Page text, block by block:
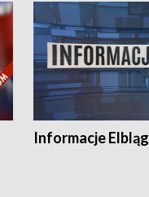
Informacje Elbląg